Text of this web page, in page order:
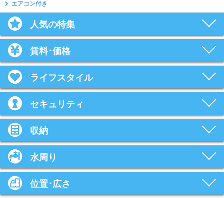
エアコン付き
人気の特集
賃料･価格
ライフスタイル
セキュリティ
収納
水周り
位置･広さ